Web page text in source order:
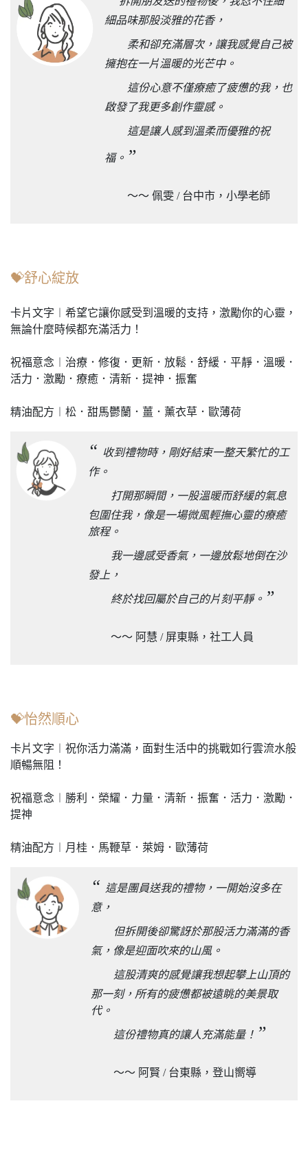
細品味那股淡雅的花香，
柔和卻充滿層次，讓我感覺自己被
擁抱在一片溫暖的光芒中。
這份心意不僅療癒了疲憊的我，也
啟發了我更多創作靈感。
這是讓人感到溫柔而優雅的祝
福。 ”
～～ 佩雯 / 台中市，小學老師
💝舒心綻放
卡片文字︱希望它讓你感受到溫暖的支持，激勵你的心靈，
無論什麼時候都充滿活力！
祝福意念︱治療．修復．更新．放鬆．舒緩．平靜．溫暖．
活力．激勵．療癒．清新．提神．振奮
精油配方︱松．甜馬鬱蘭．薑．薰衣草．歐薄荷
“ 收到禮物時，剛好結束一整天繁忙的工
作。
打開那瞬間，一股溫暖而舒緩的氣息
包圍住我，像是一場微風輕撫心靈的療癒
旅程。
我一邊感受香氣，一邊放鬆地倒在沙
發上，
終於找回屬於自己的片刻平靜。 ”
～～ 阿慧 / 屏東縣，社工人員
💝怡然順心
卡片文字︱祝你活力滿滿，面對生活中的挑戰如行雲流水般
順暢無阻！
祝福意念︱勝利．榮耀．力量．清新．振奮．活力．激勵．
提神
精油配方︱月桂．馬鞭草．萊姆．歐薄荷
“ 這是團員送我的禮物，一開始沒多在
意，
但拆開後卻驚訝於那股活力滿滿的香
氣，像是迎面吹來的山風。
這股清爽的感覺讓我想起攀上山頂的
那一刻，所有的疲憊都被遠眺的美景取
代。
這份禮物真的讓人充滿能量！ ”
～～ 阿賢 / 台東縣，登山嚮導